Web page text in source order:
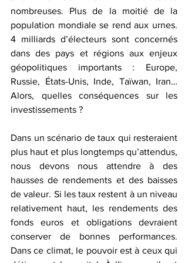
nombreuses. Plus de la moitié de la
population mondiale se rend aux urnes.
4 milliards d’électeurs sont concernés
dans des pays et régions aux enjeux
géopolitiques importants : Europe,
Russie, États-Unis, Inde, Taïwan, Iran…
Alors, quelles conséquences sur les
investissements ?
Dans un scénario de taux qui resteraient
plus haut et plus longtemps qu’attendus,
nous devons nous attendre à des
hausses de rendements et des baisses
de valeur. Si les taux restent à un niveau
relativement haut, les rendements des
fonds euros et obligations devraient
conserver de bonnes performances.
Dans ce climat, le pouvoir est à ceux qui